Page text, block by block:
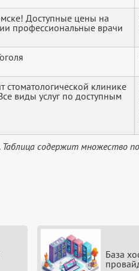
Доступные цены на
профессиональные врачи
стоматологической клинике
виды услуг по доступным
содержит множество
База